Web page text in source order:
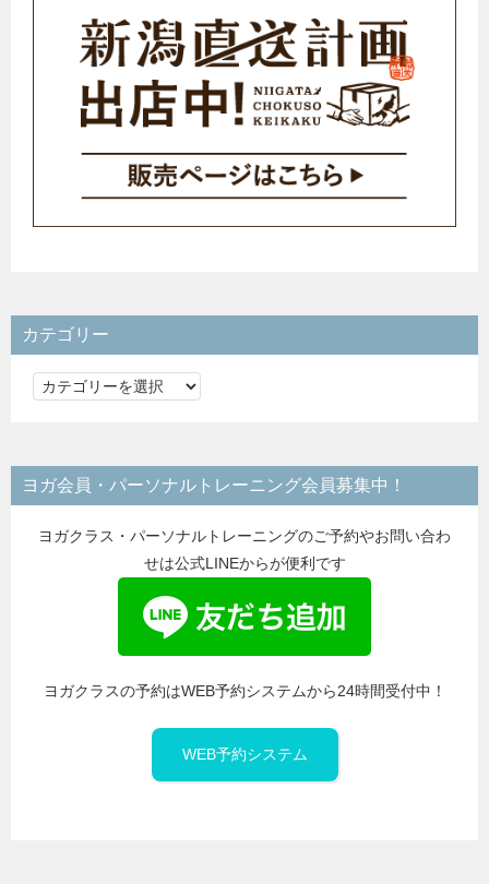
カテゴリー
カ
リ
ー
ヨガ会員・パーソナルトレーニング会員募集中！
ヨガクラス・パーソナルトレーニングのご予約やお問い合わ
せは公式LINEからが便利です
ヨガクラスの予約はWEB予約システムから24時間受付中！
WEB予約システム